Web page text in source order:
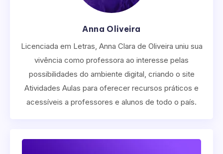
Anna Oliveira
Licenciada em Letras, Anna Clara de Oliveira uniu sua
vivência como professora ao interesse pelas
possibilidades do ambiente digital, criando o site
Atividades Aulas para oferecer recursos práticos e
acessíveis a professores e alunos de todo o país.